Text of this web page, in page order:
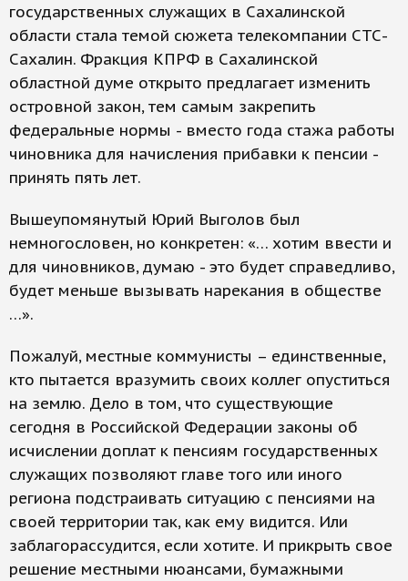
государственных служащих в Сахалинской
области стала темой сюжета телекомпании СТС-
Сахалин. Фракция КПРФ в Сахалинской
областной думе открыто предлагает изменить
островной закон, тем самым закрепить
федеральные нормы - вместо года стажа работы
чиновника для начисления прибавки к пенсии -
принять пять лет.
Вышеупомянутый Юрий Выголов был
немногословен, но конкретен: «… хотим ввести и
для чиновников, думаю - это будет справедливо,
будет меньше вызывать нарекания в обществе
…».
Пожалуй, местные коммунисты – единственные,
кто пытается вразумить своих коллег опуститься
на землю. Дело в том, что существующие
сегодня в Российской Федерации законы об
исчислении доплат к пенсиям государственных
служащих позволяют главе того или иного
региона подстраивать ситуацию с пенсиями на
своей территории так, как ему видится. Или
заблагорассудится, если хотите. И прикрыть свое
решение местными нюансами, бумажными